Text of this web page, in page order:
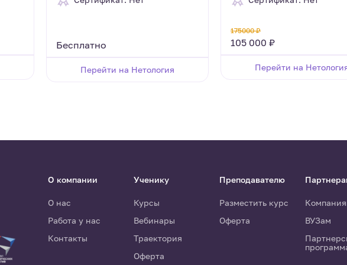
Бесплатно
Перейти на Нетология
175000 ₽
105 000 ₽
Перейти на
О компании
О нас
Работа у нас
Контакты
Ученику
Курсы
Вебинары
Траектория
Оферта
Преподавателю
Разместить курс
Оферта
ВУЗам